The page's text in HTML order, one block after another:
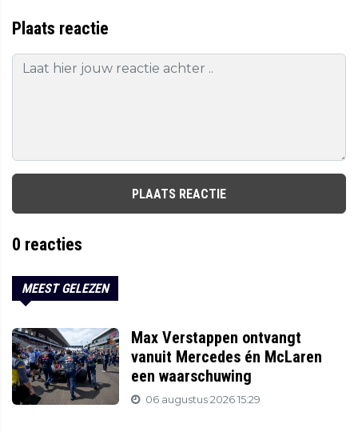
Plaats reactie
PLAATS REACTIE
0 reacties
MEEST GELEZEN
Max Verstappen ontvangt
vanuit Mercedes én McLaren
een waarschuwing
06 augustus 2026 15:29